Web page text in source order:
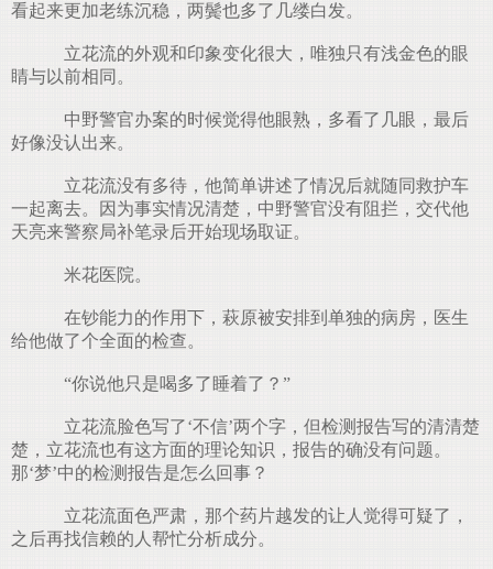
看起来更加老练沉稳，两鬓也多了几缕白发。
立花流的外观和印象变化很大，唯独只有浅金色的眼
睛与以前相同。
中野警官办案的时候觉得他眼熟，多看了几眼，最后
好像没认出来。
立花流没有多待，他简单讲述了情况后就随同救护车
一起离去。因为事实情况清楚，中野警官没有阻拦，交代他
天亮来警察局补笔录后开始现场取证。
米花医院。
在钞能力的作用下，萩原被安排到单独的病房，医生
给他做了个全面的检查。
“你说他只是喝多了睡着了？”
立花流脸色写了‘不信’两个字，但检测报告写的清清楚
楚，立花流也有这方面的理论知识，报告的确没有问题。
那‘梦’中的检测报告是怎么回事？
立花流面色严肃，那个药片越发的让人觉得可疑了，
之后再找信赖的人帮忙分析成分。